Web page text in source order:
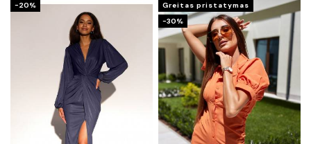
−20%
Greitas pristatymas
−30%